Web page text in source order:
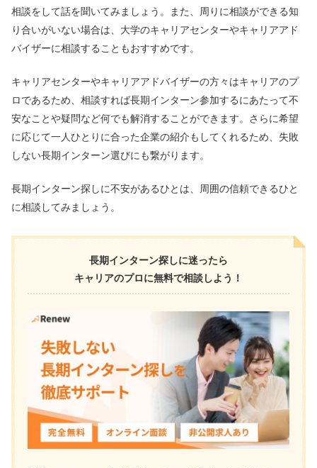
相談をして話を聞いてみましょう。また、周りに相談ができる知
り合いがいない場合は、大学のキャリアセンターやキャリアアド
バイザーに相談することもおすすめです。
キャリアセンターやキャリアアドバイザーの方々はキャリアのプ
ロであるため、相談すれば長期インターン参加するにあたって不
安なことや疑問など何でも解消することができます。さらに希望
に応じて一人ひとりに合った企業の紹介もしてくれるため、失敗
しない長期インターン選びにも繋がります。
長期インターン探しに不安があるひとは、周囲の信頼できるひと
に相談してみましょう。
長期インターン探しに迷ったら
キャリアのプロに無料で相談しよう！